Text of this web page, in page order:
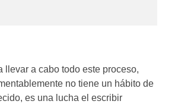
llevar a cabo todo este proceso,
no tiene un hábito de
es una lucha el escribir